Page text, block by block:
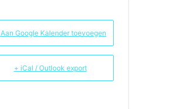
Google Kalender toevoegen
+ iCal / Outlook export